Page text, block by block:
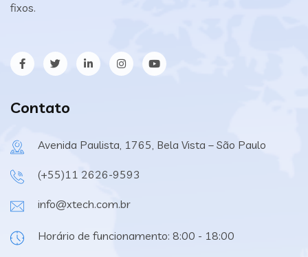
fixos.
Contato
Avenida Paulista, 1765, Bela Vista – São Paulo
(+55)11 2626-9593
info@xtech.com.br
Horário de funcionamento: 8:00 - 18:00